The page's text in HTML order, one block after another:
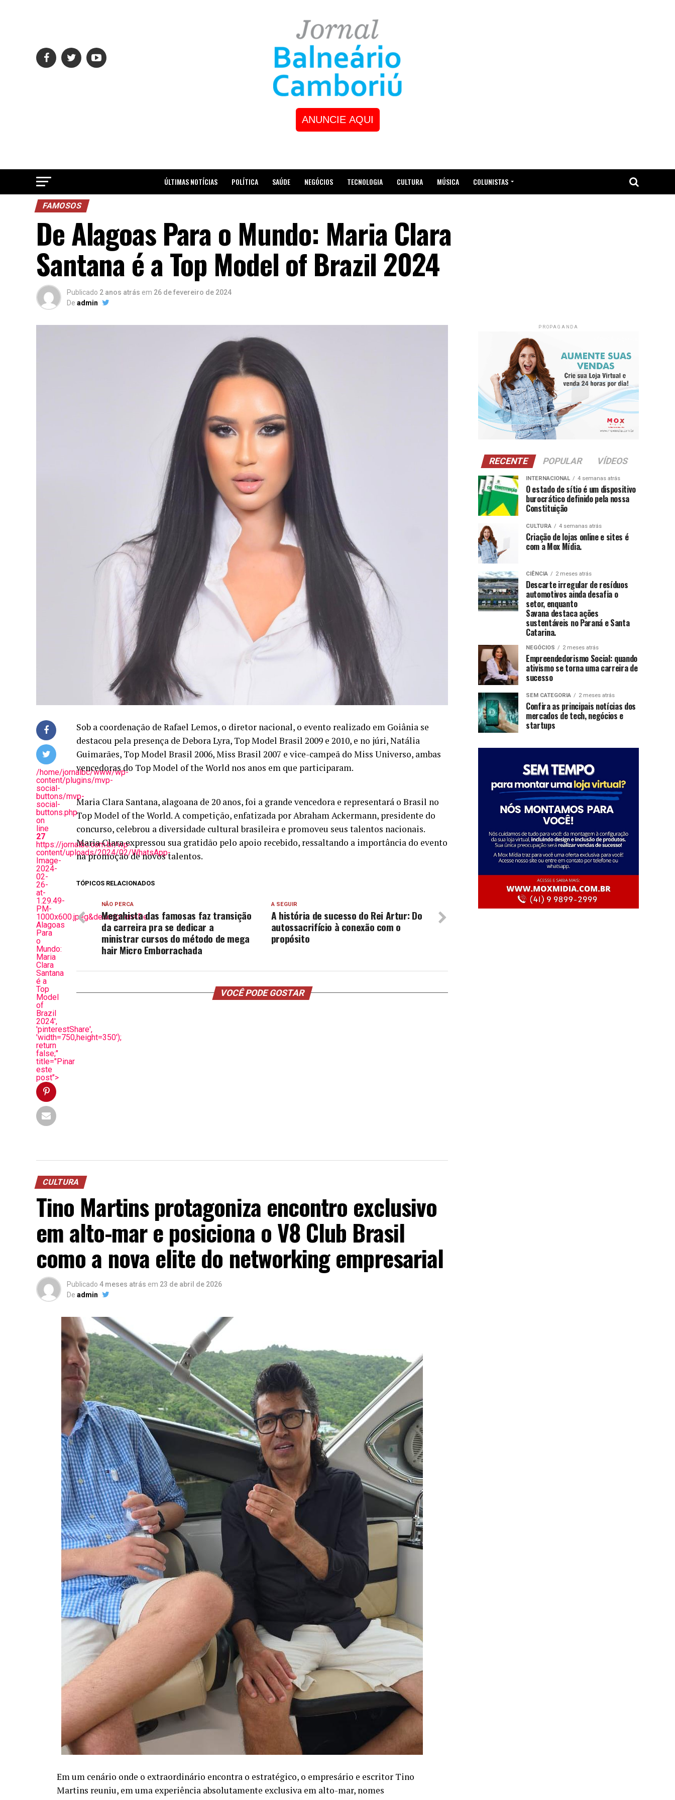
ANUNCIE AQUI
ÚLTIMAS NOTÍCIAS POLÍTICA SAÚDE NEGÓCIOS TECNOLOGIA CULTURA MÚSICA COLUNISTAS
FAMOSOS
De Alagoas Para o Mundo: Maria Clara
Santana é a Top Model of Brazil 2024
Publicado 2 anos atrás em 26 de fevereiro de 2024
De admin
/home/jornalbc/www/wp-
content/plugins/mvp-
social-
buttons/mvp-
social-
buttons.php
on
line
27
https://jornalbc.com.br/wp-
content/uploads/2024/02/WhatsApp-
Image-
2024-
02-
26-
at-
1.29.49-
PM-
1000x600.jpeg&description=De
Alagoas
Para
o
Mundo:
Maria
Clara
Santana
é a
Top
Model
of
Brazil
2024',
'pinterestShare',
'width=750,height=350');
return
false;"
title="Pinar
este
post">
Sob a coordenação de Rafael Lemos, o diretor nacional, o evento realizado em Goiânia se
destacou pela presença de Debora Lyra, Top Model Brasil 2009 e 2010, e no júri, Natália
Guimarães, Top Model Brasil 2006, Miss Brasil 2007 e vice-campeã do Miss Universo, ambas
vencedoras do Top Model of the World nos anos em que participaram.
Maria Clara Santana, alagoana de 20 anos, foi a grande vencedora e representará o Brasil no
Top Model of the World. A competição, enfatizada por Abraham Ackermann, presidente do
concurso, celebrou a diversidade cultural brasileira e promoveu seus talentos nacionais.
Maria Clara expressou sua gratidão pelo apoio recebido, ressaltando a importância do evento
na promoção de novos talentos.
TÓPICOS RELACIONADOS
A SEGUIR
A história de sucesso do Rei Artur: Do
autossacrifício à conexão com o
propósito
NÃO PERCA
Megahista das famosas faz transição
da carreira pra se dedicar a
ministrar cursos do método de mega
hair Micro Emborrachada
VOCÊ PODE GOSTAR
CULTURA
Tino Martins protagoniza encontro exclusivo
em alto-mar e posiciona o V8 Club Brasil
como a nova elite do networking empresarial
Publicado 4 meses atrás em 23 de abril de 2026
De admin
Em um cenário onde o extraordinário encontra o estratégico, o empresário e escritor Tino
Martins reuniu, em uma experiência absolutamente exclusiva em alto-mar, nomes
PROPAGANDA
RECENTE POPULAR VÍDEOS
INTERNACIONAL 4 semanas atrás
O estado de sítio é um dispositivo
burocrático definido pela nossa
Constituição
CULTURA 4 semanas atrás
Criação de lojas online e sites é
com a Mox Mídia.
CIÊNCIA 2 meses atrás
Descarte irregular de resíduos
automotivos ainda desafia o
setor, enquanto
Savana destaca ações
sustentáveis no Paraná e Santa
Catarina.
NEGÓCIOS 2 meses atrás
Empreendedorismo Social: quando
ativismo se torna uma carreira de
sucesso
SEM CATEGORIA 2 meses atrás
Confira as principais notícias dos
mercados de tech, negócios e
startups